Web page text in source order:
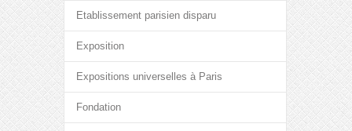
Etablissement parisien disparu
Exposition
Expositions universelles à Paris
Fondation